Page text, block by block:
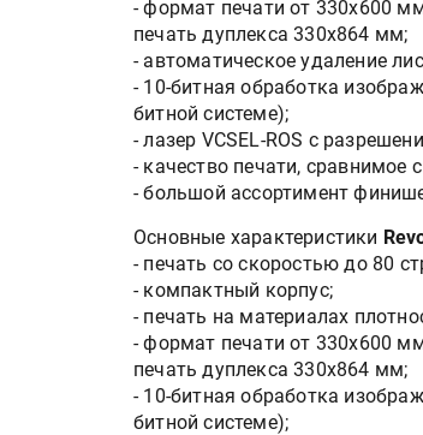
- формат печати от 330х600
печать дуплекса 330х864 мм;
- автоматическое удаление
- 10-битная обработка
битной системе);
- лазер VCSEL-ROS с
- качество печати, сравнимое
- большой ассортимент
Основные характеристики
- печать со скоростью до 80
- компактный корпус;
- печать на материалах
- формат печати от 330х600
печать дуплекса 330х864 мм;
- 10-битная обработка
битной системе);